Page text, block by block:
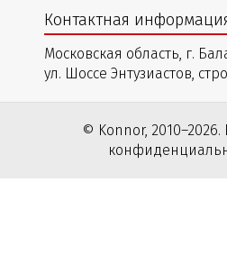
Контактная
Московская область, г.
ул. Шоссе Энтузиастов,
© Konnor, 2010–2026.